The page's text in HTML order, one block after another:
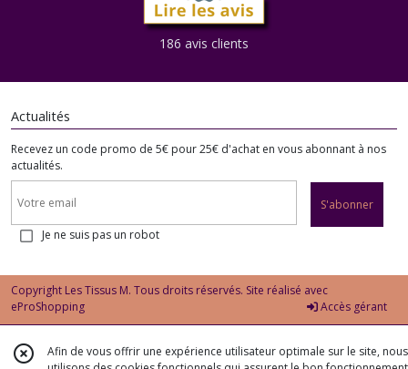
186 avis clients
Actualités
Recevez un code promo de 5€ pour 25€ d'achat en vous abonnant à nos
actualités.
S'abonner
Je ne suis pas un robot
Copyright Les Tissus M. Tous droits réservés. Site réalisé avec
eProShopping
Accès gérant
Afin de vous offrir une expérience utilisateur optimale sur le site, nous